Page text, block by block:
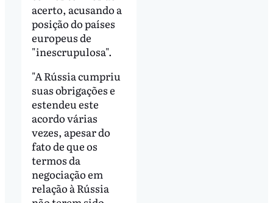
acerto, acusando a
posição do países
europeus de
"inescrupulosa".
"A Rússia cumpriu
suas obrigações e
estendeu este
acordo várias
vezes, apesar do
fato de que os
termos da
negociação em
relação à Rússia